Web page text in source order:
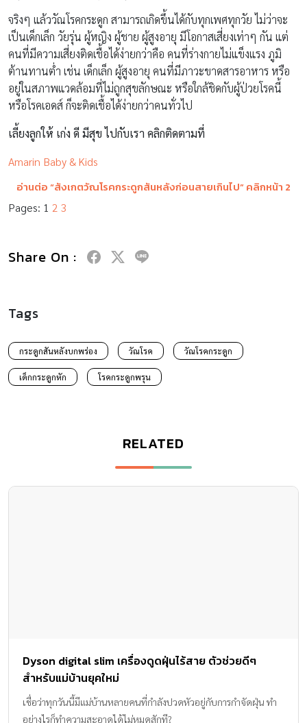
จริงๆ แล้ววัณโรคกระดูก สามารถเกิดขึ้นได้กับทุกเพศทุกวัย ไม่ว่าจะ
เป็นเด็กเล็ก วัยรุ่น ผู้หญิง ผู้ชาย ผู้สูงอายุ มีโอกาสเสี่ยงเท่าๆ กัน แต่
คนที่มีความเสี่ยงติดเชื้อได้ง่ายกว่าคือ คนที่ร่างกายไม่แข็งแรง ภูมิ
ต้านทานต่ำ เช่น เด็กเล็ก ผู้สูงอายุ คนที่มีภาวะขาดสารอาหาร หรือ
อยู่ในสภาพแวดล้อมที่ไม่ถูกสุขลักษณะ หรือใกล้ชิดกับผู้ป่วยโรคนี้
หรือโรคเอดส์ ก็จะติดเชื้อได้ง่ายกว่าคนทั่วไป
เลี้ยงลูกให้ เก่ง ดี มีสุข ไปกับเรา คลิกติดตามที่
Amarin Baby & Kids
อ่านต่อ “สังเกตวัณโรคกระดูกสันหลังก่อนสายเกินไป” คลิกหน้า 2
Pages: 1 2 3
Share On :
Tags
กระดูกสันหลังบกพร่อง วัณโรค วัณโรคกระดูก
เด็กกระดูกหัก โรคกระดูกพรุน
RELATED
Dyson digital slim เครื่องดูดฝุ่นไร้สาย ตัวช่วยดีๆ
สำหรับแม่บ้านยุคใหม่
เชื่อว่าทุกวันนี้มีแม่บ้านหลายคนที่กำลังปวดหัวอยู่กับการกำจัดฝุ่น ทำ
อย่างไรก็ทำความสะอาดได้ไม่หมดสักที?